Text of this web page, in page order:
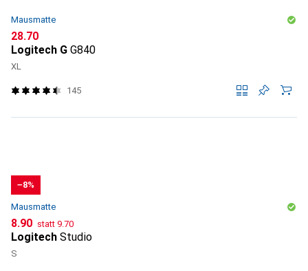
Mausmatte
CHF
28.70
Logitech G G840
XL
145
−8%
Mausmatte
CHF
8.90 statt CHF
9.70
Logitech Studio
S